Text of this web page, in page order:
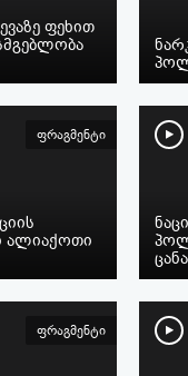
ფეხით
ფრაგმენტი
ალიაქოთი
ფრაგმენტი